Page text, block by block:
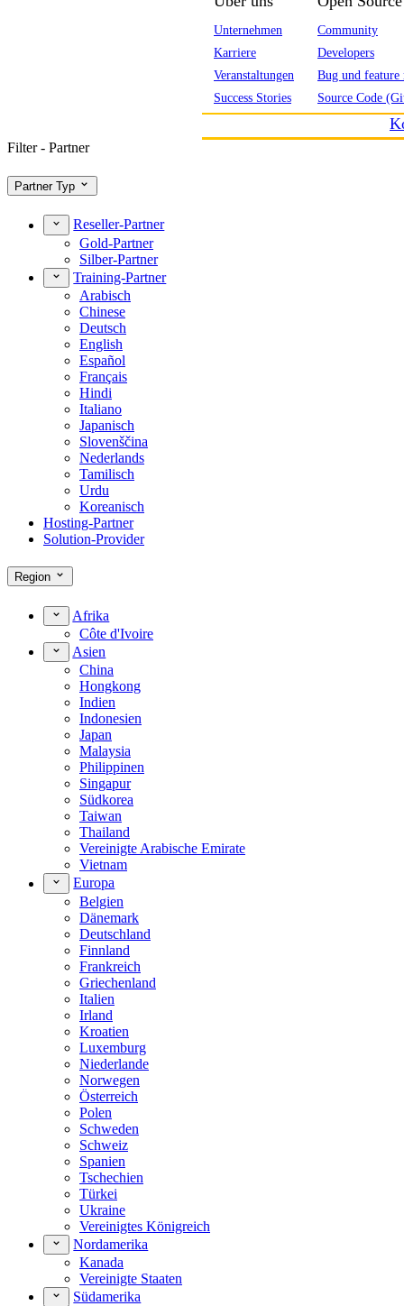
Unternehmen
Karriere
Veranstaltungen
Success Stories
Community
Developers
Bug und feature
Source Code
Filter - Partner
Partner Typ
Reseller-Partner
Gold-Partner
Silber-Partner
Training-Partner
Arabisch
Chinese
Deutsch
English
Español
Français
Hindi
Italiano
Japanisch
Slovenščina
Nederlands
Tamilisch
Urdu
Koreanisch
Hosting-Partner
Solution-Provider
Region
Afrika
Côte d'Ivoire
Asien
China
Hongkong
Indien
Indonesien
Japan
Malaysia
Philippinen
Singapur
Südkorea
Taiwan
Thailand
Vereinigte Arabische Emirate
Vietnam
Europa
Belgien
Dänemark
Deutschland
Finnland
Frankreich
Griechenland
Italien
Irland
Kroatien
Luxemburg
Niederlande
Norwegen
Österreich
Polen
Schweden
Schweiz
Spanien
Tschechien
Türkei
Ukraine
Vereinigtes Königreich
Nordamerika
Kanada
Vereinigte Staaten
Südamerika